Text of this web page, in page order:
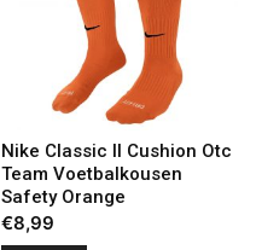
Nike Classic II Cushion Otc
Team Voetbalkousen
Safety Orange
€8,99